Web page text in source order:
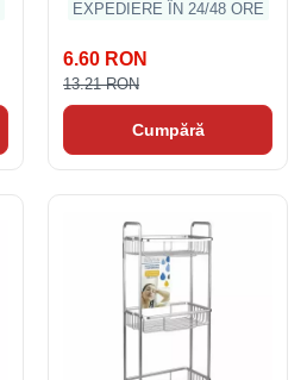
EXPEDIERE ÎN 24/48 ORE
6.60 RON
13.21 RON
Cumpără